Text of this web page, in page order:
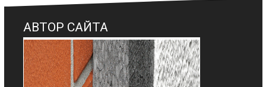
АВТОР САЙТА